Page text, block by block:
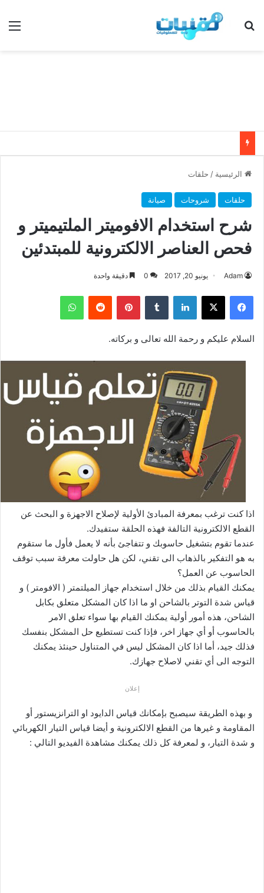
بحث عن
الرئيسية / حلقات
حلقات شروحات صيانة
شرح استخدام الافوميتر الملتيميتر و
فحص العناصر الالكترونية للمبتدئين
Adam يونيو 20, 2017 0 دقيقة واحدة
فيسبوك ‫X لينكدإن بينتيريست واتساب
السلام عليكم و رحمة الله تعالى و بركاته.
اذا كنت ترغب بمعرفة المبادئ الأولية لإصلاح الاجهزة و البحث عن
القطع الالكترونية التالفة فهذه الحلقة ستفيدك.
عندما تقوم بتشغيل حاسوبك و تتفاجئ بأنه لا يعمل فأول ما ستقوم
به هو التفكير بالذهاب الى تقني، لكن هل حاولت معرفة سبب توقف
الحاسوب عن العمل؟
يمكنك القيام بذلك من خلال استخدام جهاز الميلتمتر ( الافومتر ) و
قياس شدة التوتر بالشاحن او ما اذا كان المشكل متعلق بكابل
الشاحن، هذه أمور أولية يمكنك القيام بها سواء تعلق الامر
بالحاسوب أو أي جهاز اخر، فإذا كنت تستطيع حل المشكل بنفسك
فذلك جيد، أما اذا كان المشكل ليس في المتناول حينئذ يمكنك
التوجه الى أي تقني لاصلاح جهازك.
إعلان
و بهذه الطريقة سيصبح بإمكانك قياس الدايود او الترانزيستور أو
المقاومة و غيرها من القطع الالكترونية و أيضا قياس التيار الكهربائي
و شدة التيار، و لمعرفة كل ذلك يمكنك مشاهدة الفيديو التالي :